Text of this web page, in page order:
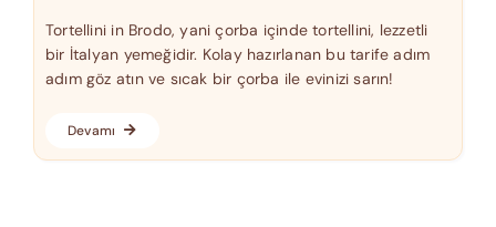
Tortellini in Brodo, yani çorba içinde tortellini, lezzetli
bir İtalyan yemeğidir. Kolay hazırlanan bu tarife adım
adım göz atın ve sıcak bir çorba ile evinizi sarın!
Devamı